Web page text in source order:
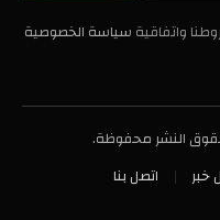
واتفاقية سياسة الخصوصية
خبر اتصل بنا